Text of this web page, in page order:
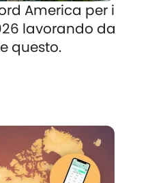
America per i
lavorando da
questo.